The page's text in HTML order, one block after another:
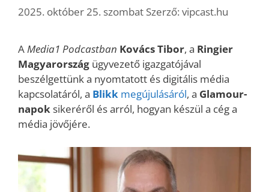
2025. október 25. szombat Szerző: vipcast.hu
AMedia1 Podcastban Kovács Tibor, a Ringier
Magyarország ügyvezető igazgatójával
beszélgettünk a nyomtatott és digitális média
kapcsolatáról, a Blikk megújulásáról, a Glamour-
napok sikeréről és arról, hogyan készül a cég a
média jövőjére.